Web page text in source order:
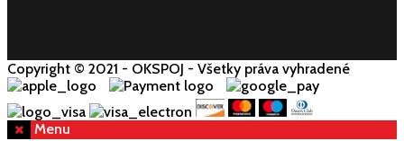
Copyright © 2021 - OKSPOJ - Všetky práva vyhradené
Menu